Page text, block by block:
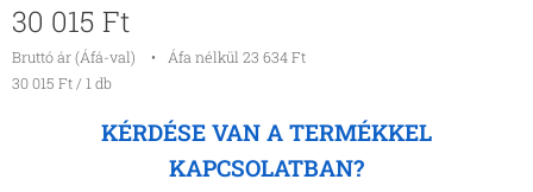
30 015 Ft
Bruttó ár (Áfá-val)
Áfa nélkül 23 634 Ft
30 015 Ft / 1 db
KÉRDÉSE VAN A TERMÉKKEL
KAPCSOLATBAN?